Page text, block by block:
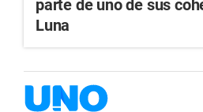
parte de uno de sus
Luna